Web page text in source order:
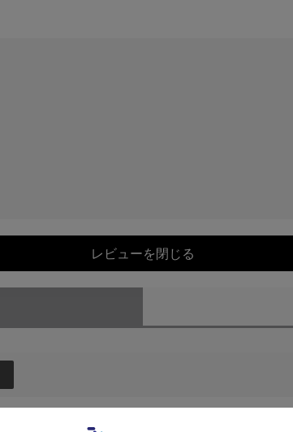
レビューを閉じる